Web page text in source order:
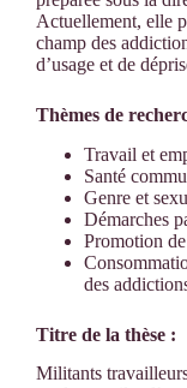
Actuellement, elle
champ des
d’usage et de
Thèmes de
Travail et
Santé
Genre et
Démarches
Promotion
des
Titre de la thèse :
Militants